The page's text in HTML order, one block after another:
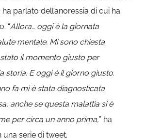
parlato dell’anoressia di cui ha
“Allora… oggi è la giornata
mentale. Mi sono chiesta
il momento giusto per
storia. E oggi è il giorno giusto.
fa mi è stata diagnosticata
anche se questa malattia si è
per circa un anno prima,” ha
una serie di tweet.